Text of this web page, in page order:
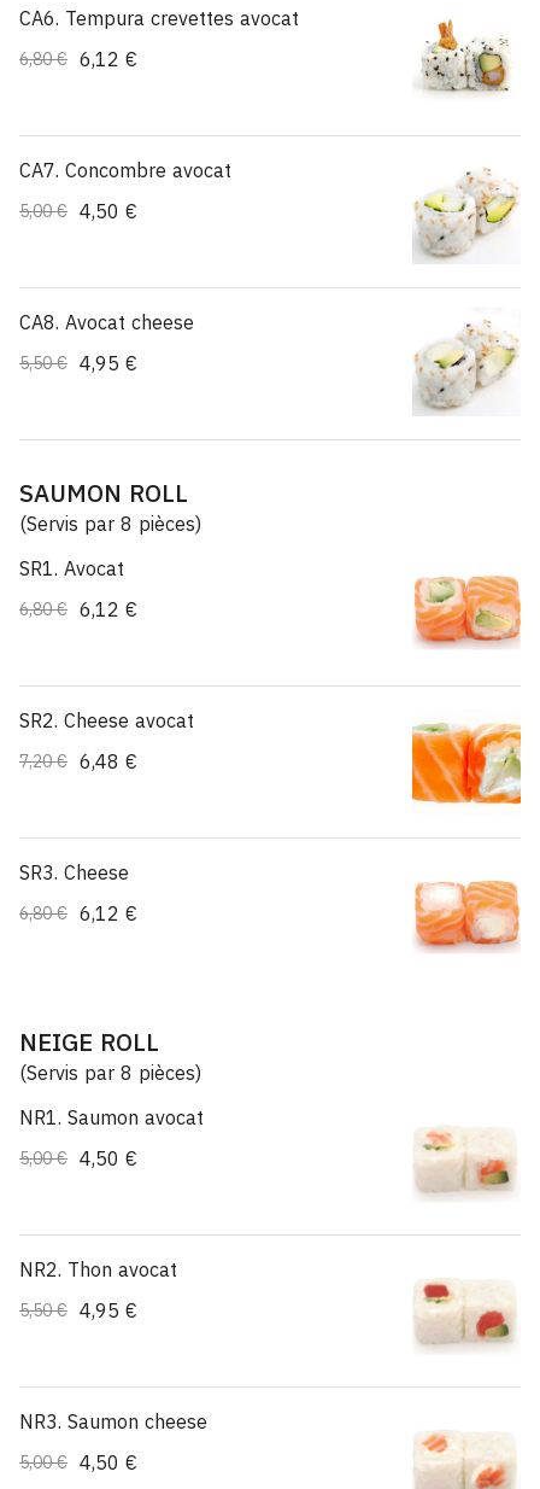
CA6. Tempura crevettes avocat
6,80 € 6,12 €
CA7. Concombre avocat
5,00 € 4,50 €
CA8. Avocat cheese
5,50 € 4,95 €
SAUMON ROLL
(Servis par 8 pièces)
SR1. Avocat
6,80 € 6,12 €
SR2. Cheese avocat
7,20 € 6,48 €
SR3. Cheese
6,80 € 6,12 €
NEIGE ROLL
(Servis par 8 pièces)
NR1. Saumon avocat
5,00 € 4,50 €
NR2. Thon avocat
5,50 € 4,95 €
NR3. Saumon cheese
5,00 € 4,50 €